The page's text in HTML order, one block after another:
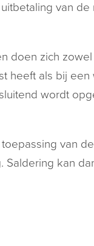
van
doen zich
heeft als bij
wordt
van
kan